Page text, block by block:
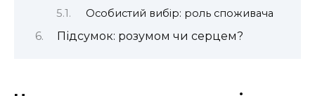
Особистий вибір: роль споживача
Підсумок: розумом чи серцем?